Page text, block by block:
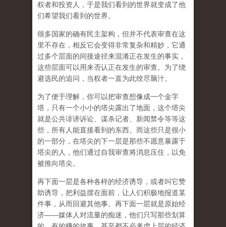
权者和投资人，于是我们看到的世界就变成了他
们希望我们看到的世界。
很多国家的确有民主架构，但并不代表审查在这
里不存在，相反它会变得非常复杂和精妙，它通
过多个层面的间接途径来混淆正在发生的事实，
这些层面可以用来否认正在发生的审查。为了绕
避选民的追问，当权者一直为此绞尽脑汁。
为了便于理解，你可以把审查想像成一个金字
塔，只有一个小小的塔尖露出了地面，这个塔尖
就是公共诽谤诉讼、谋杀记者、新闻禁令等等这
些，所有人能直接看到的东西。而这些只是很小
的一部分，在塔尖的下一层是那些不愿意暴露于
塔尖的人，他们通过自我审查将消息压住，以免
被推向塔尖。
再下面一层是各种各样的经济诱导，或者叫它赞
助诱导，把利益摆在面前，让人们积极地报道某
件事，从而回避其他事。再下面一层就是原始经
济——媒体人对流量的痴迷，他们只写那些划算